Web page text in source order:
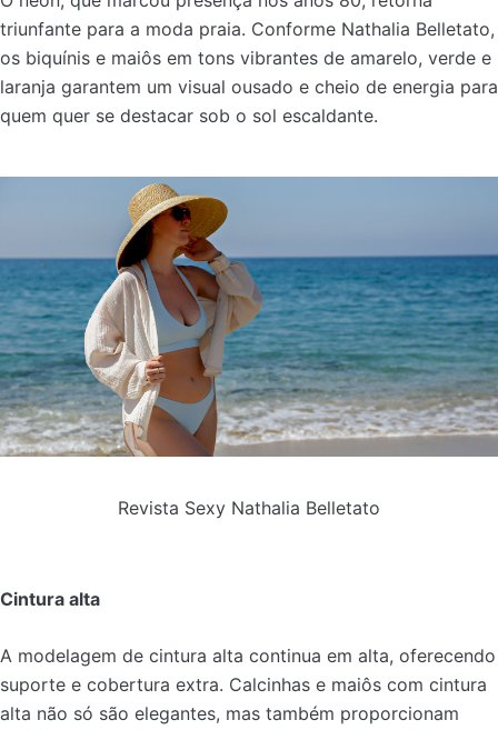
triunfante para a moda praia. Conforme Nathalia Belletato,
os biquínis e maiôs em tons vibrantes de amarelo, verde e
laranja garantem um visual ousado e cheio de energia para
quem quer se destacar sob o sol escaldante.
Revista Sexy Nathalia Belletato
Cintura alta
A modelagem de cintura alta continua em alta, oferecendo
suporte e cobertura extra. Calcinhas e maiôs com cintura
alta não só são elegantes, mas também proporcionam